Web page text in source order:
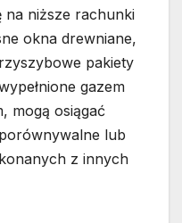
na niższe rachunki
okna drewniane,
pakiety
gazem
mogą osiągać
lub
z innych